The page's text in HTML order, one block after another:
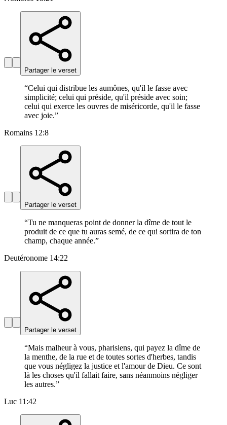
Partager le verset
“Celui qui distribue les aumônes, qu'il le fasse avec
simplicité; celui qui préside, qu'il préside avec soin;
celui qui exerce les ouvres de miséricorde, qu'il le fasse
avec joie.”
Romains 12:8
Partager le verset
“Tu ne manqueras point de donner la dîme de tout le
produit de ce que tu auras semé, de ce qui sortira de ton
champ, chaque année.”
Deutéronome 14:22
Partager le verset
“Mais malheur à vous, pharisiens, qui payez la dîme de
la menthe, de la rue et de toutes sortes d'herbes, tandis
que vous négligez la justice et l'amour de Dieu. Ce sont
là les choses qu'il fallait faire, sans néanmoins négliger
les autres.”
Luc 11:42